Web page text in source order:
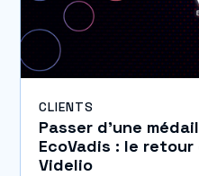
CLIENTS
Passer d’une
EcoVadis : le
Videlio